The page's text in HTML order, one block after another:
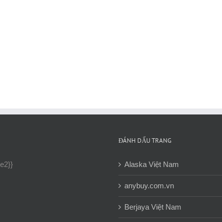
ĐÁNH DẤU TRANG
Alaska Việt Nam
anybuy.com.vn
Berjaya Việt Nam